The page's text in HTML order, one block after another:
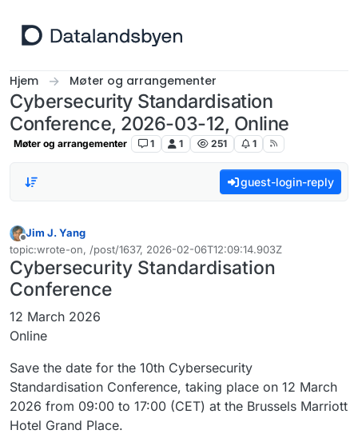
Hjem Møter og arrangementer
Cybersecurity Standardisation
Conference, 2026-03-12, Online
Møter og arrangementer 1 1 251 1
guest-login-reply
Frakoblet
Jim J. Yang
topic:wrote-on, /post/1637, 2026-02-06T12:09:14.903Z
Sist endret av
Cybersecurity Standardisation
Conference
12 March 2026
Online
Save the date for the 10th Cybersecurity
Standardisation Conference, taking place on 12 March
2026 from 09:00 to 17:00 (CET) at the Brussels Marriott
Hotel Grand Place.